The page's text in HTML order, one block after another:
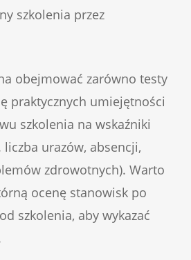
szkolenia przez
obejmować zarówno testy
praktycznych umiejętności
szkolenia na wskaźniki
urazów, absencji,
zdrowotnych). Warto
ocenę stanowisk po
szkolenia, aby wykazać